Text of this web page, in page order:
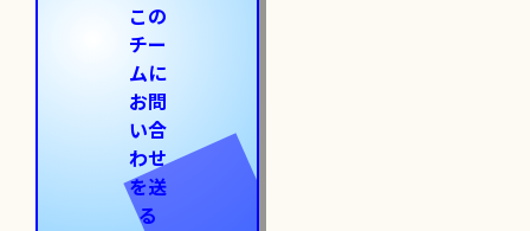
この
チー
ムに
お問
い合
わせ
を送
る